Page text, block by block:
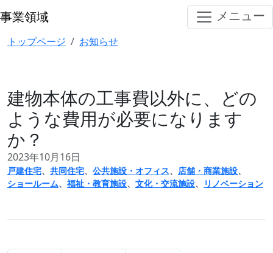
事業領域 メニュー
トップページ お知らせ
建物本体の工事費以外に、どのような費用が必要になりま
建物本体の工事費以外に、どの
ような費用が必要になります
か？
記事の公開日
2023年10月16日
記事のカテゴリ
戸建住宅、 共同住宅、 公共施設・オフィス、 店舗・商業施設、
ショールーム、 福祉・教育施設、 文化・交流施設、 リノベーション